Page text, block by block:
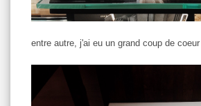
entre autre, j'ai eu un grand coup de